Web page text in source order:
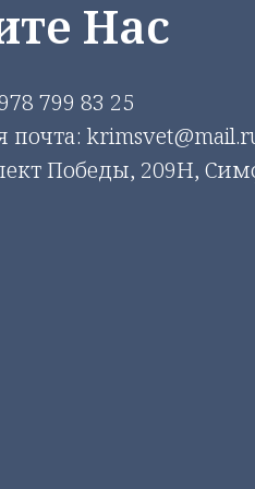
Нас
799 83 25
почта:
Победы, 209Н,